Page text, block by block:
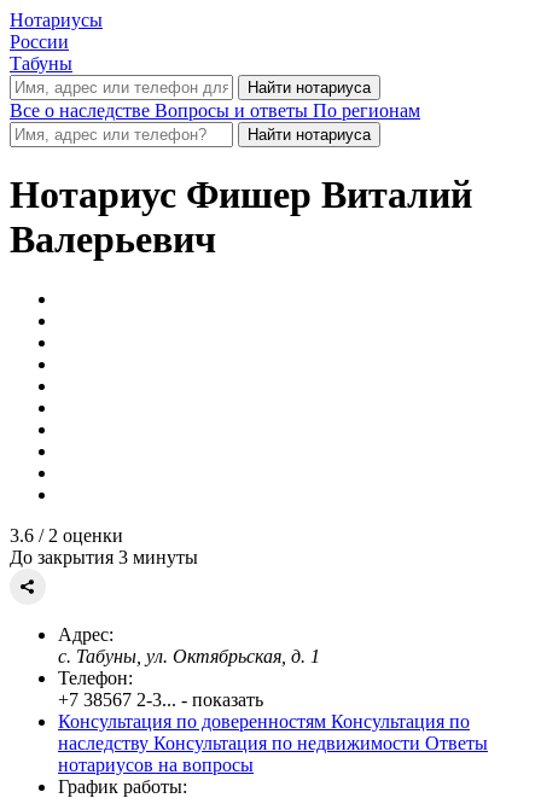
Нотариусы
России
Табуны
Все о наследстве Вопросы и ответы По регионам
Нотариус Фишер Виталий
Валерьевич
3.6 / 2 оценки
До закрытия 3 минуты
Адрес:
с. Табуны, ул. Октябрьская, д. 1
Телефон:
+7 38567 2-3... - показать
Консультация по доверенностям Консультация по
наследству Консультация по недвижимости Ответы
нотариусов на вопросы
График работы: